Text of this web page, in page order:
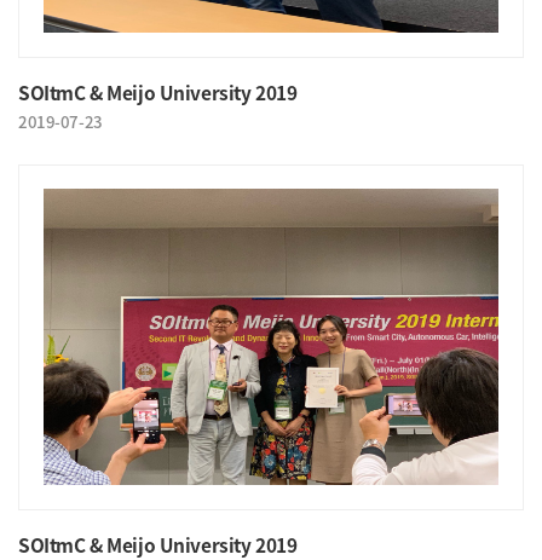
SOItmC & Meijo University 2019
2019-07-23
SOItmC & Meijo University 2019